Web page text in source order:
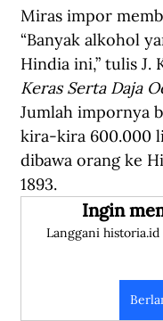
Miras impor
“Banyak alkohol
Hindia ini,” tulis J.
Keras Serta Daja
Jumlah impornya
kira-kira 600.000
dibawa orang ke
1893.
Ingin
Langgani